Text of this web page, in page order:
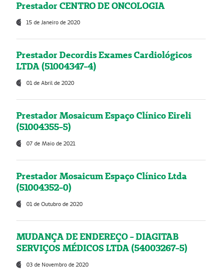
Prestador CENTRO DE ONCOLOGIA
15 de Janeiro de 2020
Prestador Decordis Exames Cardiológicos
LTDA (51004347-4)
01 de Abril de 2020
Prestador Mosaicum Espaço Clínico Eireli
(51004355-5)
07 de Maio de 2021
Prestador Mosaicum Espaço Clínico Ltda
(51004352-0)
01 de Outubro de 2020
MUDANÇA DE ENDEREÇO - DIAGITAB
SERVIÇOS MÉDICOS LTDA (54003267-5)
03 de Novembro de 2020